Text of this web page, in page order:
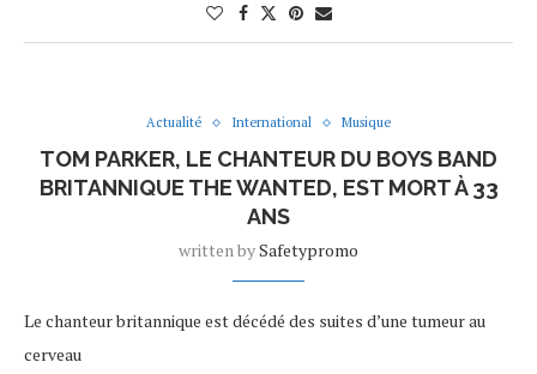
Actualité International Musique
TOM PARKER, LE CHANTEUR DU BOYS BAND
BRITANNIQUE THE WANTED, EST MORT À 33
ANS
written bySafetypromo
Le chanteur britannique est décédé des suites d’une tumeur au
cerveau